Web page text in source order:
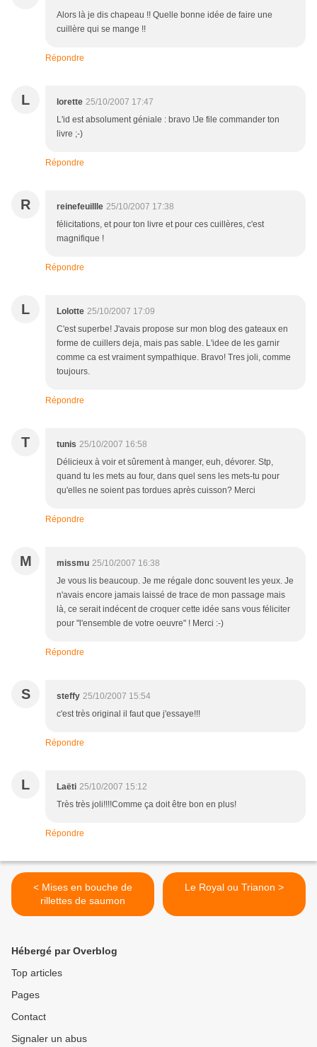
Alors là je dis chapeau !! Quelle bonne idée de faire une
cuillère qui se mange !!
Répondre
L lorette 25/10/2007 17:47
L'id est absolument géniale : bravo !Je file commander ton
livre ;-)
Répondre
R reinefeuillle 25/10/2007 17:38
félicitations, et pour ton livre et pour ces cuillères, c'est
magnifique !
Répondre
L Lolotte 25/10/2007 17:09
C'est superbe! J'avais propose sur mon blog des gateaux en
forme de cuillers deja, mais pas sable. L'idee de les garnir
comme ca est vraiment sympathique. Bravo! Tres joli, comme
toujours.
Répondre
T tunis 25/10/2007 16:58
Délicieux à voir et sûrement à manger, euh, dévorer. Stp,
quand tu les mets au four, dans quel sens les mets-tu pour
qu'elles ne soient pas tordues après cuisson? Merci
Répondre
M missmu 25/10/2007 16:38
Je vous lis beaucoup. Je me régale donc souvent les yeux. Je
n'avais encore jamais laissé de trace de mon passage mais
là, ce serait indécent de croquer cette idée sans vous féliciter
pour "l'ensemble de votre oeuvre" ! Merci :-)
Répondre
S steffy 25/10/2007 15:54
c'est très original il faut que j'essaye!!!
Répondre
L Laëti 25/10/2007 15:12
Très très joli!!!!Comme ça doit être bon en plus!
Répondre
< Mises en bouche de
rillettes de saumon
Le Royal ou Trianon >
Hébergé par Overblog
Top articles
Pages
Contact
Signaler un abus